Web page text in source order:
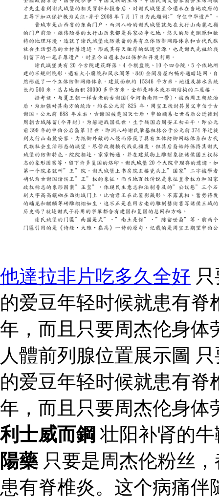
他達拉非片吃多久全好
的爱豆年轻时候就患有
年，而且只要周杰伦身体
人體前列腺位置展示圖
的爱豆年轻时候就患有
年，而且只要周杰伦身体
利士威而鋼 壮阳补肾的
陽藥 只要是周杰伦粉丝
患有脊椎炎。这个病痛